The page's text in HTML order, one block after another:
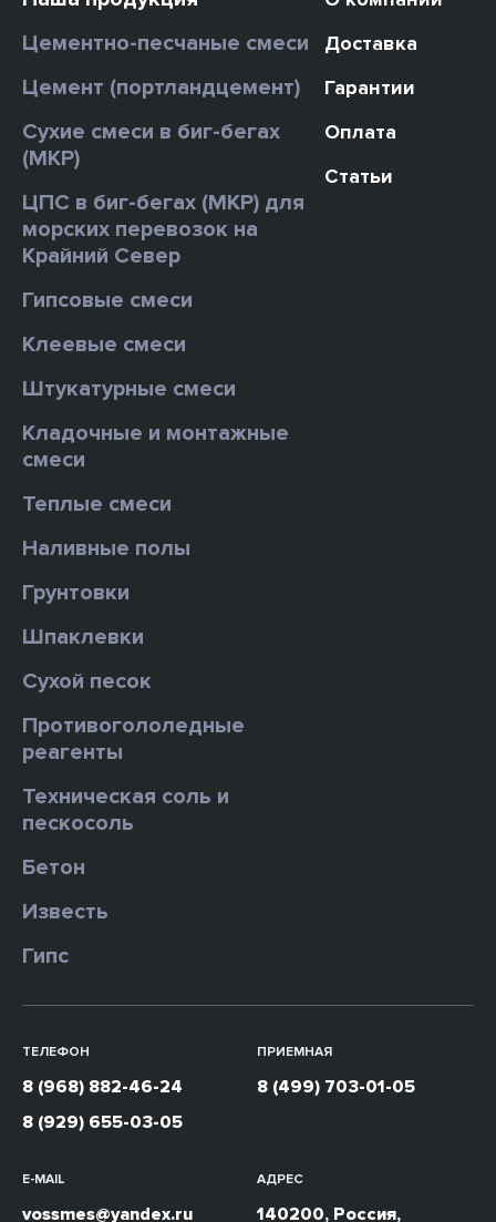
Цементно-песчаные смеси
Цемент (портландцемент)
Сухие смеси в биг-бегах
(МКР)
ЦПС в биг-бегах (МКР) для
морских перевозок на
Крайний Север
Гипсовые смеси
Клеевые смеси
Штукатурные смеси
Кладочные и монтажные
смеси
Теплые смеси
Наливные полы
Грунтовки
Шпаклевки
Сухой песок
Противогололедные
реагенты
Техническая соль и
пескосоль
Бетон
Известь
Гипс
Доставка
Гарантии
Оплата
Статьи
ТЕЛЕФОН
8 (968) 882-46-24
8 (929) 655-03-05
ПРИЕМНАЯ
8 (499) 703-01-05
E-MAIL
vossmes@yandex.ru
АДРЕС
140200, Россия,